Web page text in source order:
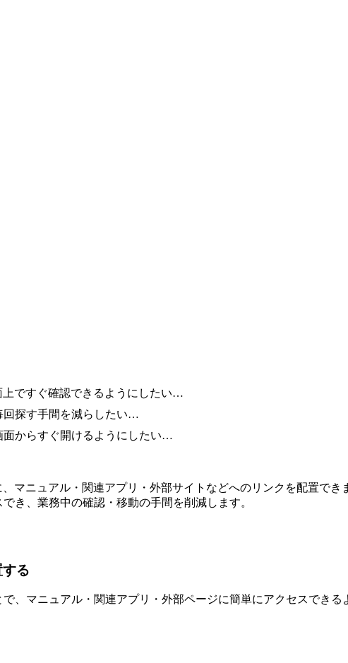
上ですぐ確認できるようにしたい…
回探す手間を減らしたい…
面からすぐ開けるようにしたい…
マニュアル・関連アプリ・外部サイトなどへのリンクを配置で
き、業務中の確認・移動の手間を削減します。
る
、マニュアル・関連アプリ・外部ページに簡単にアクセスできる